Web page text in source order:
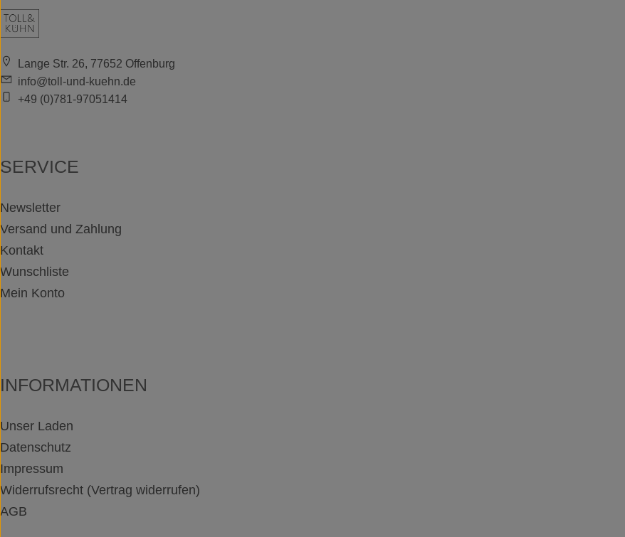
Lange Str. 26, 77652 Offenburg
info@toll-und-kuehn.de
+49 (0)781-97051414
SERVICE
Newsletter
Versand und Zahlung
Kontakt
Wunschliste
Mein Konto
INFORMATIONEN
Unser Laden
Datenschutz
Impressum
Widerrufsrecht (Vertrag widerrufen)
AGB